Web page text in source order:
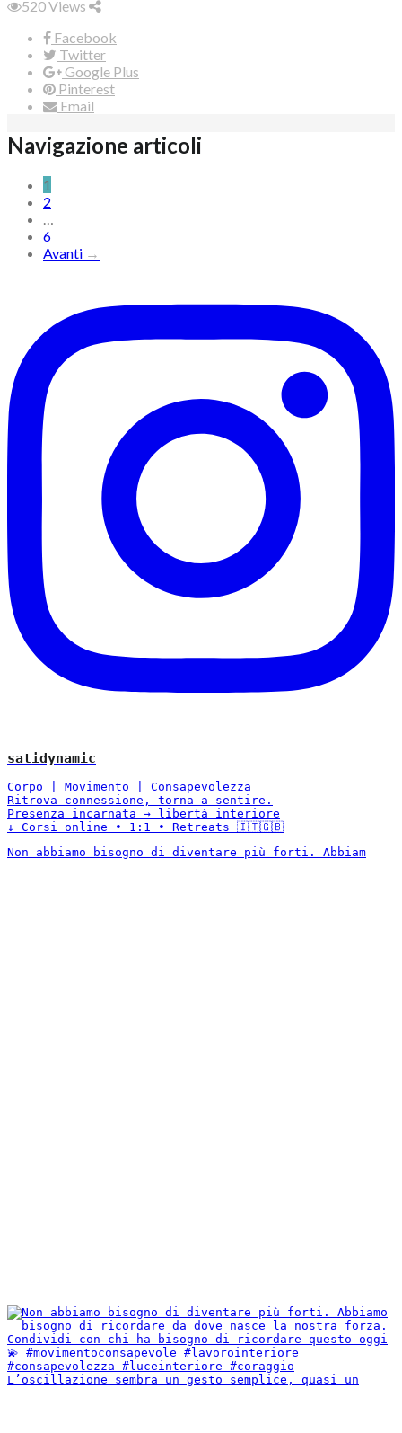
520Views
Facebook
Twitter
Google Plus
Pinterest
Email
Navigazione articoli
1
2
…
6
Avanti →
satidynamic
Corpo | Movimento | Consapevolezza
Ritrova connessione, torna a sentire.
Presenza incarnata → libertà interiore
↓ Corsi online • 1:1 • Retreats 🇮🇹🇬🇧
Non abbiamo bisogno di diventare più forti. Abbiam
L’oscillazione sembra un gesto semplice, quasi un